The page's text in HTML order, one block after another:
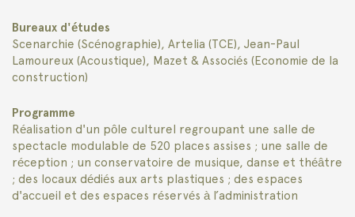
Bureaux d'études
Scenarchie (Scénographie), Artelia (TCE), Jean-Paul
Lamoureux (Acoustique), Mazet & Associés (Economie de la
construction)
Programme
Réalisation d'un pôle culturel regroupant une salle de
spectacle modulable de 520 places assises ; une salle de
réception ; un conservatoire de musique, danse et théâtre
; des locaux dédiés aux arts plastiques ; des espaces
d'accueil et des espaces réservés à l’administration